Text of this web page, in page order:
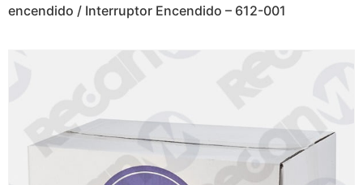
encendido / Interruptor Encendido – 612-001